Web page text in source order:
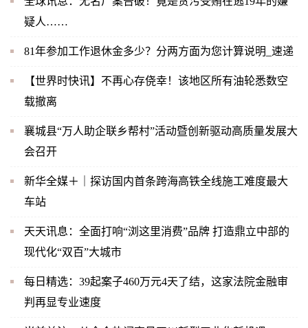
疑人……
81年参加工作退休金多少？分两方面为您计算说明_速递
【世界时快讯】不再心存侥幸！该地区所有油轮悉数空
载撤离
襄城县“万人助企联乡帮村”活动暨创新驱动高质量发展大
会召开
新华全媒＋｜探访国内首条跨海高铁全线施工难度最大
车站
天天讯息：全面打响“浏这里消费”品牌 打造鼎立中部的
现代化“双百”大城市
每日精选：39起案子460万元4天了结，这家法院金融审
判再显专业速度